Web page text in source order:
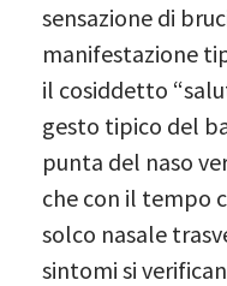
sensazione di
manifestazione
il cosiddetto
gesto tipico del
punta del naso
che con il tempo
solco nasale
sintomi si